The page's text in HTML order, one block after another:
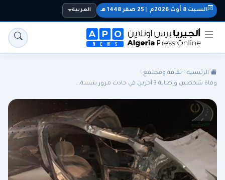
الجزائر الجالية المنتخب الوطني سياسة
السبت 8 أوت 2026م 25 صفر 1448 هـ العربية
الرئيسية
ثقافة ومجتمع
وفاة شخصين وإصابة 3 آخرين في حادث مرور بتبسة...